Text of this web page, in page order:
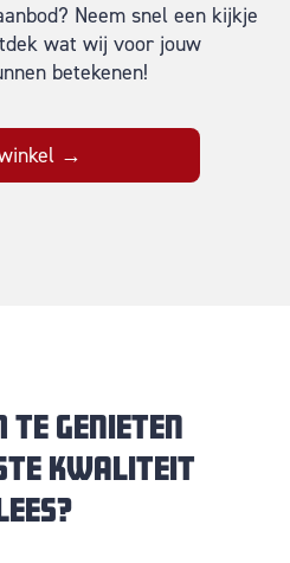
Neem snel een kijkje
wat wij voor jouw
betekenen!
→
te genieten
kwaliteit